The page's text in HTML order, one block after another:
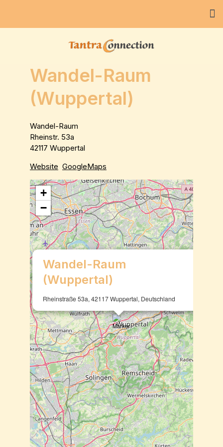
Wandel-Raum
(Wuppertal)
Wandel-Raum
Rheinstr. 53a
42117 Wuppertal
Website GoogleMaps
Wandel-Raum
(Wuppertal)
Rheinstraße 53a, 42117 Wuppertal, Deutschland
+
−